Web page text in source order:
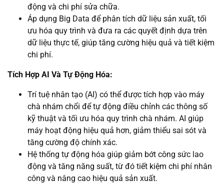
động và chi phí sửa chữa.
Áp dụng Big Data để phân tích dữ liệu sản xuất, tối
ưu hóa quy trình và đưa ra các quyết định dựa trên
dữ liệu thực tế, giúp tăng cường hiệu quả và tiết kiệm
chi phí.
Tích Hợp AI Và Tự Động Hóa:
Trí tuệ nhân tạo (AI) có thể được tích hợp vào máy
chà nhám chổi để tự động điều chỉnh các thông số
kỹ thuật và tối ưu hóa quy trình chà nhám. AI giúp
máy hoạt động hiệu quả hơn, giảm thiểu sai sót và
tăng cường độ chính xác.
Hệ thống tự động hóa giúp giảm bớt công sức lao
động và tăng năng suất, từ đó tiết kiệm chi phí nhân
công và nâng cao hiệu quả sản xuất.